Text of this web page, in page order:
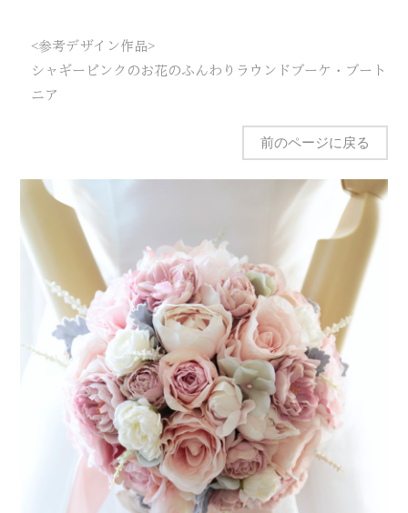
<参考デザイン作品>
シャギーピンクのお花のふんわりラウンドブーケ・ブート
ニア
前のページに戻る